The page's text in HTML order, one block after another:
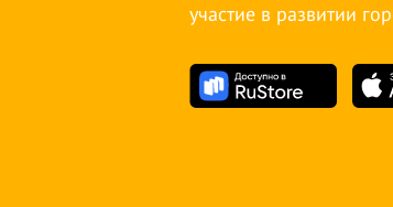
участие в развитии